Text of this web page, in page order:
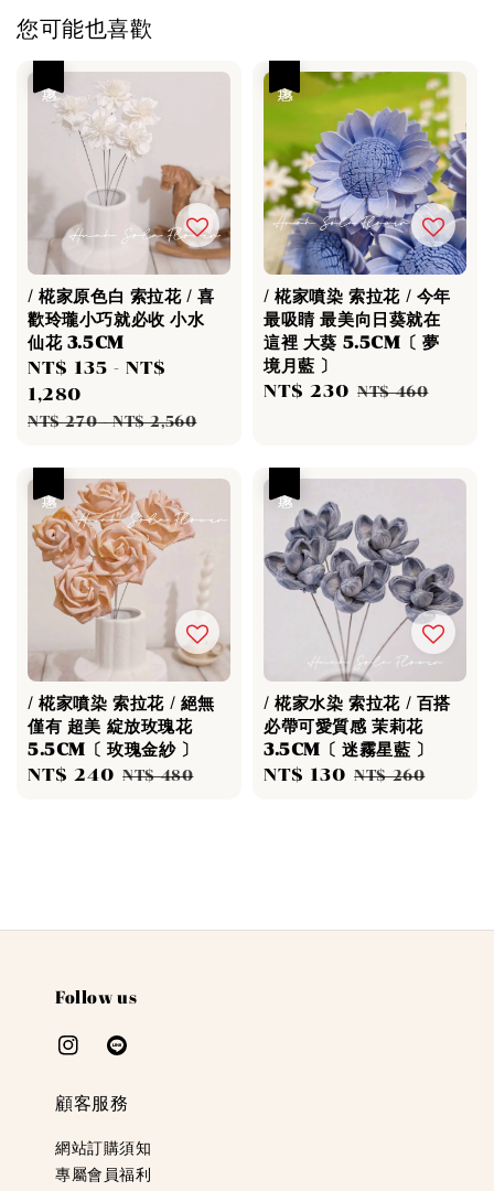
您可能也喜歡
/ 椛家原色白 索拉花 / 喜
歡玲瓏小巧就必收 小水
仙花 3.5CM
Sale
price
NT$ 135 -NT$
1,280
Regular
NT$ 270-NT$ 2,560
/ 椛家噴染 索拉花 / 今年
最吸睛 最美向日葵就在
這裡 大葵 5.5CM〔 夢
境月藍 〕
Sale
NT$ 230 Regular
NT$ 460
/ 椛家噴染 索拉花 / 絕無
僅有 超美 綻放玫瑰花
5.5CM〔 玫瑰金紗 〕
Sale
NT$ 240 Regular
NT$ 480
/ 椛家水染 索拉花 / 百搭
必帶可愛質感 茉莉花
3.5CM〔 迷霧星藍 〕
Sale
NT$ 130 Regular
NT$ 260
Follow us
顧客服務
網站訂購須知
專屬會員福利